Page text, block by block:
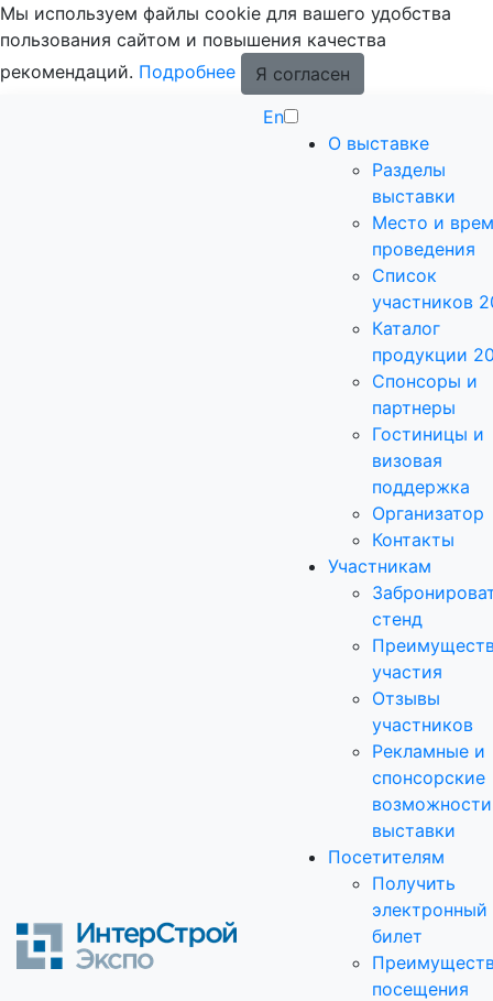
Мы используем файлы cookie для вашего удобства
пользования сайтом и повышения качества
рекомендаций. Подробнее
Я согласен
En
О выставке
Разделы
выставки
Место и
проведения
Список
участников
Каталог
продукции
Спонсоры и
партнеры
Гостиницы и
визовая
поддержка
Организатор
Контакты
Участникам
стенд
участия
Отзывы
участников
Рекламные и
спонсорские
возможности
выставки
Посетителям
Получить
электронный
билет
посещения